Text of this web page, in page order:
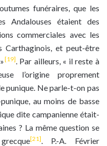
funéraires, que les
Andalouses étaient des
commerciales avec les
Carthaginois, et peut-être
[19]. Par ailleurs, « il reste à
l’origine proprement
punique. Ne parle-t-on pas
au moins de basse
dite campanienne était-
? La même question se
[21]. P.-A. Février